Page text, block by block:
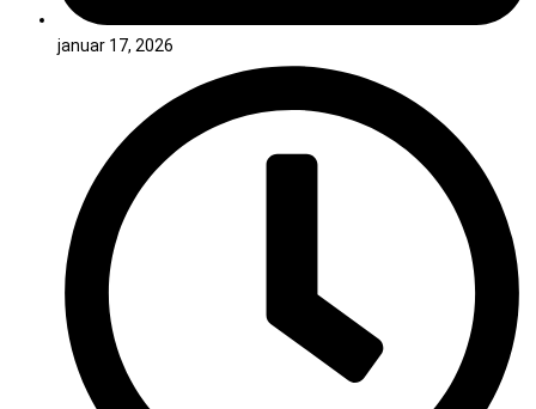
januar 17, 2026